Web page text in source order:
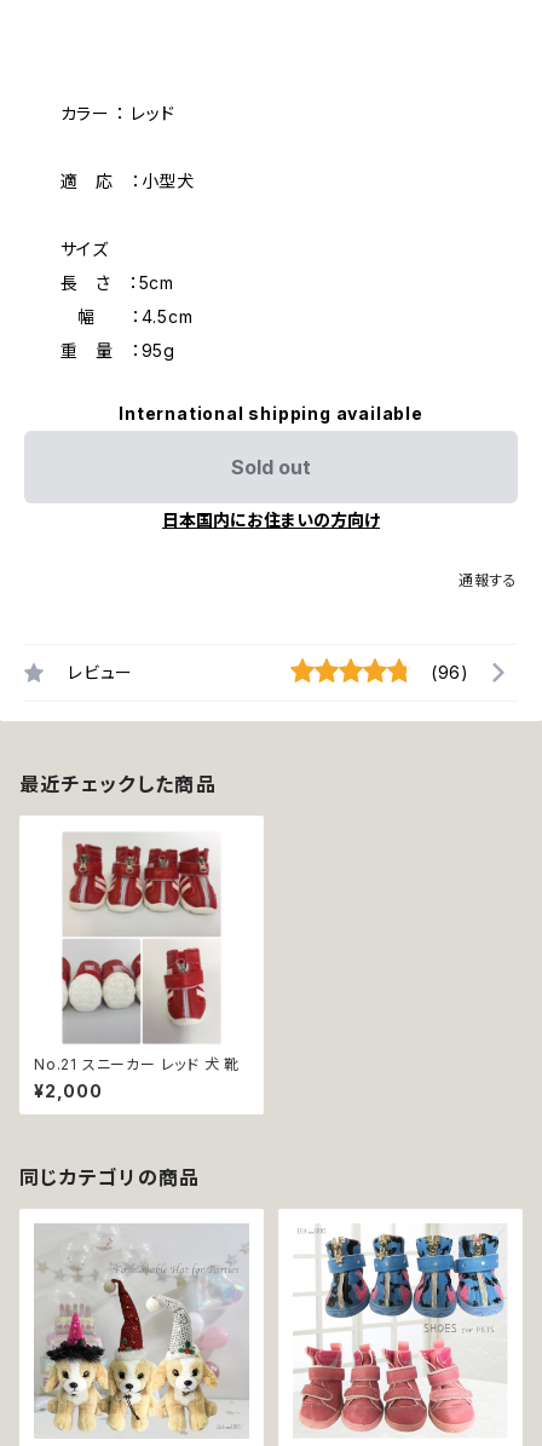
カラー ： レッド
適 応 ：小型犬
サイズ
長 さ ：5cm
幅 ：4.5cm
重 量 ：95g
International shipping available
Sold out
日本国内にお住まいの方向け
通報する
レビュー (96)
最近チェックした商品
No.21 スニーカー レッド 犬 靴
¥2,000
同じカテゴリの商品